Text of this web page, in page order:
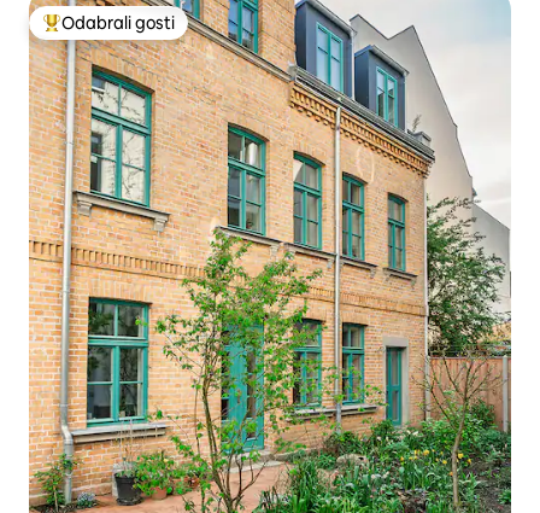
Među najviše rangiranima s oznakom „Odabrali gosti”
Odabrali gosti